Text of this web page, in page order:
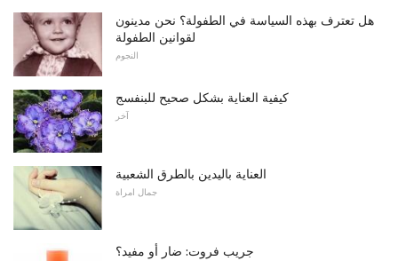
هل تعترف بهذه السياسة في الطفولة؟ نحن مدينون
لقوانين الطفولة
النجوم
كيفية العناية بشكل صحيح للبنفسج
آخر
العناية باليدين بالطرق الشعبية
جمال امراة
جريب فروت: ضار أو مفيد؟